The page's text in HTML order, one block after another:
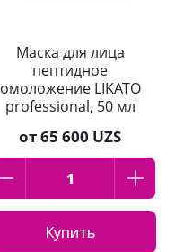
Маска для лица
пептидное
омоложение LIKATO
professional, 50 мл
от65 600 UZS
Купить